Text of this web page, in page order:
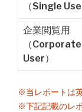
（Single
企業閲覧用
（Corporate
User）
※当レポートは
※下記記載のレ